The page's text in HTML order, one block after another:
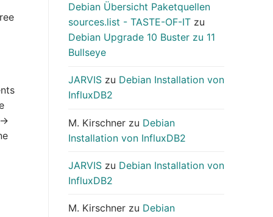
Debian Übersicht Paketquellen
sources.list - TASTE-OF-IT zu
Debian Upgrade 10 Buster zu 11
Bullseye
JARVIS zu Debian Installation von
InfluxDB2
M. Kirschner zu Debian
Installation von InfluxDB2
JARVIS zu Debian Installation von
InfluxDB2
M. Kirschner zu Debian